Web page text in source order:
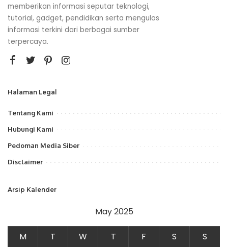
memberikan informasi seputar teknologi,
tutorial, gadget, pendidikan serta mengulas
informasi terkini dari berbagai sumber
terpercaya.
Halaman Legal
Tentang Kami
Hubungi Kami
Pedoman Media Siber
Disclaimer
Arsip Kalender
May 2025
M T W T F S
S